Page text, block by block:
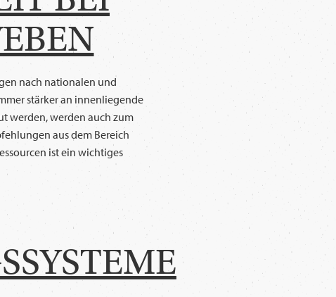
nach nationalen und
stärker an innenliegende
werden, werden auch zum
aus dem Bereich
ist ein wichtiges